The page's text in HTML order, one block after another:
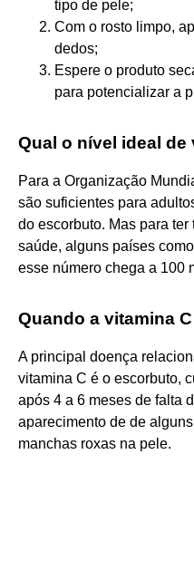
tipo de pele;
Com o rosto limpo,
dedos;
Espere o produto
para potencializar a
Qual o nível ideal
Para a Organização
são suficientes para
do escorbuto. Mas para
saúde, alguns países
esse número chega a 100
Quando a vitamina
A principal doença
vitamina C é o escorbuto,
após 4 a 6 meses de falta
aparecimento de de
manchas roxas na pele.